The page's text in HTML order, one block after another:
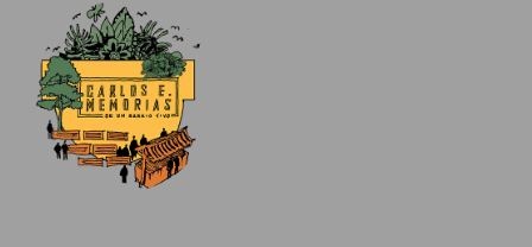
content